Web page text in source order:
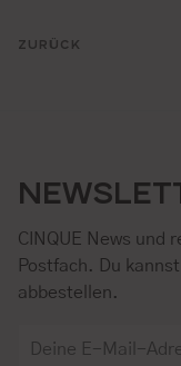
ZURÜCK
CINQUE News und
Postfach. Du
abbestellen.